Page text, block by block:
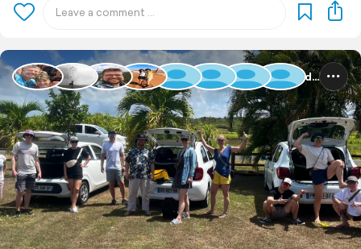
Guadeloupe und Dominica